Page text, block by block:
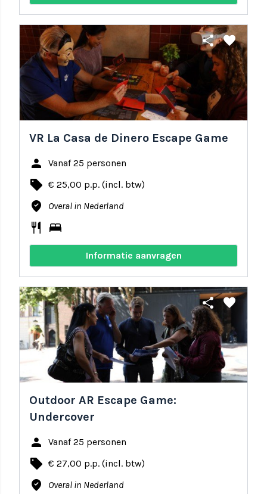
share favorite
VR La Casa de Dinero Escape Game
person Vanaf 25 personen
local_offer € 25,00 p.p. (incl. btw)
where_to_vote Overal in Nederland
restaurant bed
Informatie aanvragen
share favorite
Outdoor AR Escape Game:
Undercover
person Vanaf 25 personen
local_offer € 27,00 p.p. (incl. btw)
where_to_vote Overal in Nederland